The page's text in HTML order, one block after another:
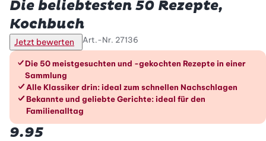
Die beliebtesten 50 Rezepte,
Kochbuch
Jetzt bewerten Art.-Nr. 27136
Die Vorteile im Überblick
Die 50 meistgesuchten und -gekochten Rezepte in einer
Sammlung
Alle Klassiker drin: ideal zum schnellen Nachschlagen
Bekannte und geliebte Gerichte: ideal für den
Familienalltag
9.95